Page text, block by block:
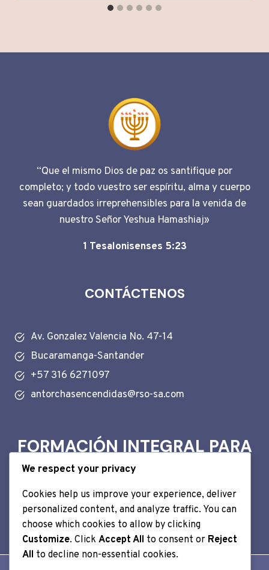
“Que el mismo Dios de paz os santifique por
completo; y todo vuestro ser espíritu, alma y cuerpo
sean guardados irreprehensibles para la venida de
nuestro Señor Yeshua Hamashiaj»
1 Tesalonisenses 5:23
CONTÁCTENOS
Av. Gonzalez Valencia No. 47-14
Bucaramanga-Santander
+57 316 6271097
antorchasencendidas@rso-sa.com
FORMACIÓN INTEGRAL PARA
LA VIDA
CONOCER MÁS
We respect your privacy
Cookies help us improve your experience, deliver
personalized content, and analyze traffic. You can
choose which cookies to allow by clicking
Customize. Click Accept All to consent or Reject
All to decline non-essential cookies.